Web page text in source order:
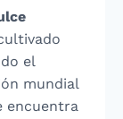
el
mundial
encuentra